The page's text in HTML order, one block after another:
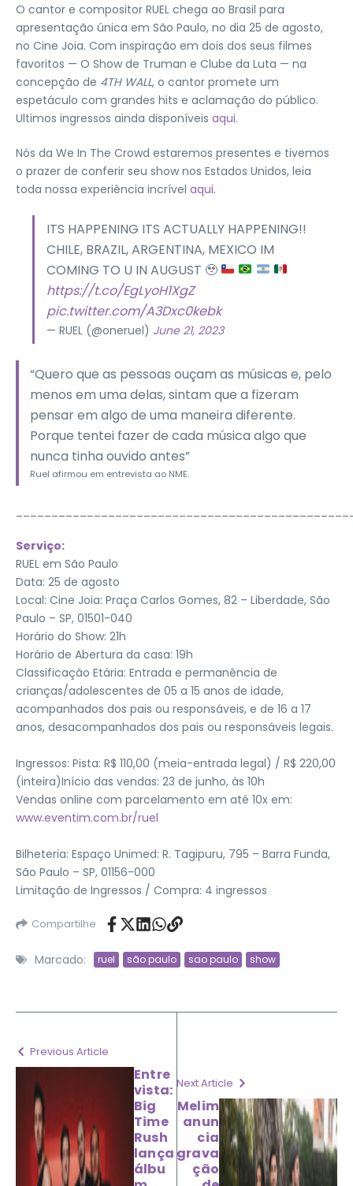
O cantor e compositor RUEL chega ao Brasil para
apresentação única em São Paulo, no dia 25 de agosto,
no Cine Joia. Com inspiração em dois dos seus filmes
favoritos — O Show de Truman e Clube da Luta — na
concepção de 4TH WALL, o cantor promete um
espetáculo com grandes hits e aclamação do público.
Ultimos ingressos ainda disponíveis aqui.
Nós da We In The Crowd estaremos presentes e tivemos
o prazer de conferir seu show nos Estados Unidos, leia
toda nossa experiência incrível aqui.
ITS HAPPENING ITS ACTUALLY HAPPENING!!
CHILE, BRAZIL, ARGENTINA, MEXICO IM
COMING TO U IN AUGUST 🥹
https://t.co/EgLyoH1XgZ
pic.twitter.com/A3Dxc0kebk
— RUEL (@oneruel) June 21, 2023
“Quero que as pessoas ouçam as músicas e, pelo
menos em uma delas, sintam que a fizeram
pensar em algo de uma maneira diferente.
Porque tentei fazer de cada música algo que
nunca tinha ouvido antes”
Ruel afirmou em entrevista ao NME.
Serviço:
RUEL em São Paulo
Data: 25 de agosto
Local: Cine Joia: Praça Carlos Gomes, 82 – Liberdade, São
Paulo – SP, 01501-040
Horário do Show: 21h
Horário de Abertura da casa: 19h
Classificação Etária: Entrada e permanência de
crianças/adolescentes de 05 a 15 anos de idade,
acompanhados dos pais ou responsáveis, e de 16 a 17
anos, desacompanhados dos pais ou responsáveis legais.
Ingressos: Pista: R$ 110,00 (meia-entrada legal) / R$ 220,00
(inteira)Início das vendas: 23 de junho, às 10h
Vendas online com parcelamento em até 10x em:
www.eventim.com.br/ruel
Bilheteria: Espaço Unimed: R. Tagipuru, 795 – Barra Funda,
São Paulo – SP, 01156-000
Limitação de Ingressos / Compra: 4 ingressos
Compartilhe
Marcado: ruel são paulo sao paulo show
Previous Article
Entre
vista:
Big
Time
Rush
lança
álbu
Next Article
Melim
anun
cia
grava
ção